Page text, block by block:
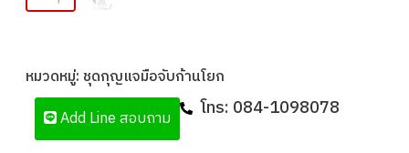
หมวดหมู่: ชุดกุญแจมือจับก้านโยก
Add Line สอบถาม
โทร: 084-1098078